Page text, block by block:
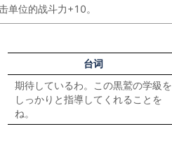
单位的战斗力+10。
台词
期待しているわ。この黒鷲の学級を
しっかりと指導してくれることを
ね。